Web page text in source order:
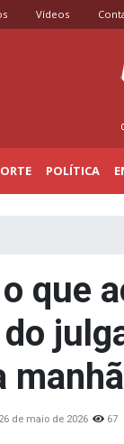
Vídeos
POLÍTICA
que
26 de maio de 2026 67